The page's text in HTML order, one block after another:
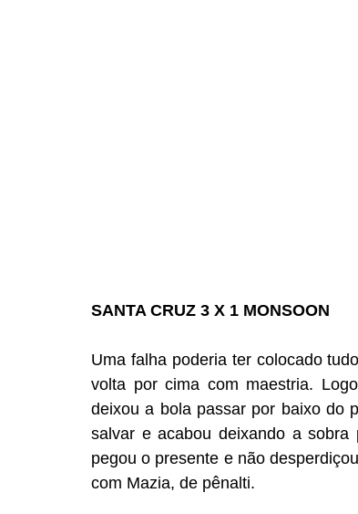
SANTA CRUZ 3 X 1 MONSOON
Uma falha poderia ter colocado
volta por cima com maestria.
deixou a bola passar por baixo do
salvar e acabou deixando a sobra
pegou o presente e não
com Mazia, de pênalti.